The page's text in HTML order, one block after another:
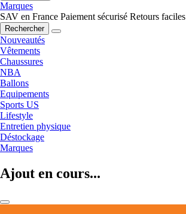
Marques
SAV en France Paiement sécurisé Retours faciles
Rechercher
Nouveautés
Vêtements
Chaussures
NBA
Ballons
Equipements
Sports US
Lifestyle
Entretien physique
Déstockage
Marques
Ajout en cours...